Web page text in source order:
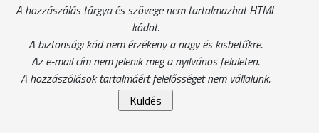
A hozzászólás tárgya és szövege nem tartalmazhat HTML
kódot.
A biztonsági kód nem érzékeny a nagy és kisbetűkre.
Az e-mail cím nem jelenik meg a nyilvános felületen.
A hozzászólások tartalmáért felelősséget nem vállalunk.